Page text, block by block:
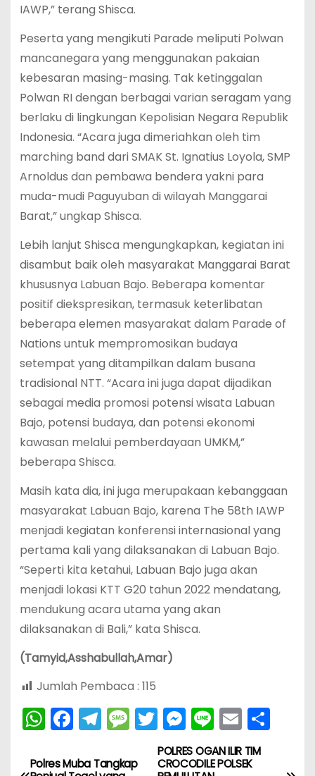
IAWP,” terang Shisca.
Peserta yang mengikuti Parade meliputi Polwan
mancanegara yang menggunakan pakaian
kebesaran masing-masing. Tak ketinggalan
Polwan RI dengan berbagai varian seragam yang
berlaku di lingkungan Kepolisian Negara Republik
Indonesia. “Acara juga dimeriahkan oleh tim
marching band dari SMAK St. Ignatius Loyola, SMP
Arnoldus dan pembawa bendera yakni para
muda-mudi Paguyuban di wilayah Manggarai
Barat,” ungkap Shisca.
Lebih lanjut Shisca mengungkapkan, kegiatan ini
disambut baik oleh masyarakat Manggarai Barat
khususnya Labuan Bajo. Beberapa komentar
positif diekspresikan, termasuk keterlibatan
beberapa elemen masyarakat dalam Parade of
Nations untuk mempromosikan budaya
setempat yang ditampilkan dalam busana
tradisional NTT. “Acara ini juga dapat dijadikan
sebagai media promosi potensi wisata Labuan
Bajo, potensi budaya, dan potensi ekonomi
kawasan melalui pemberdayaan UMKM,”
beberapa Shisca.
Masih kata dia, ini juga merupakaan kebanggaan
masyarakat Labuan Bajo, karena The 58th IAWP
menjadi kegiatan konferensi internasional yang
pertama kali yang dilaksanakan di Labuan Bajo.
“Seperti kita ketahui, Labuan Bajo juga akan
menjadi lokasi KTT G20 tahun 2022 mendatang,
mendukung acara utama yang akan
dilaksanakan di Bali,” kata Shisca.
(Tamyid,Asshabullah,Amar)
Jumlah Pembaca : 115
W
a
F
c
T
e
M
s
T
w
itt
M
e
s
Li
n
e
E
m
ai
S
ar
N
POLRES OGAN ILIR TIM
CROCODILE POLSEK
Polres Muba Tangkap